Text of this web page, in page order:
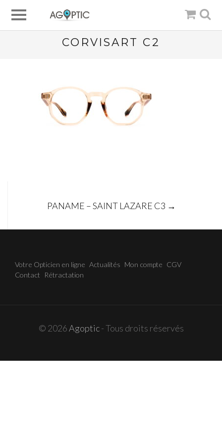
CORVISART C2
PANAME – SAINT LAZARE C3 →
Votre Opticien en ligne Actualités Mon compte CGV
Contact
Rétractation
© 2026Agoptic- Tous droits réservés